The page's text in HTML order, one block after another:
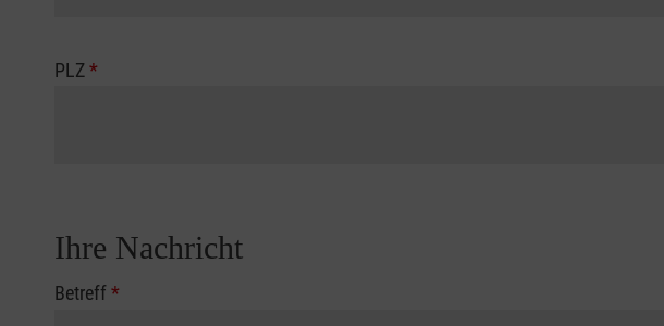
PLZ*
Ihre Nachricht
Betreff*